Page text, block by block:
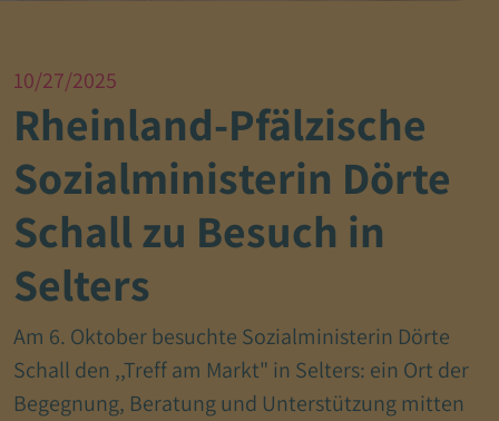
10/27/2025
Rheinland-Pfälzische
Sozialministerin Dörte
Schall zu Besuch in
Selters
Am 6. Oktober besuchte Sozialministerin Dörte
Schall den ,,Treff am Markt" in Selters: ein Ort der
Begegnung, Beratung und Unterstützung mitten